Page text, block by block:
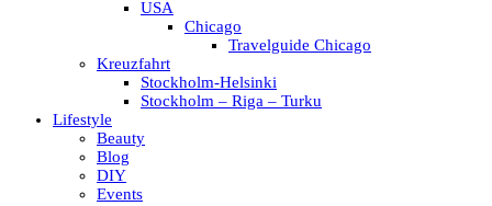
USA
Chicago
Travelguide Chicago
Kreuzfahrt
Stockholm-Helsinki
Stockholm – Riga – Turku
Lifestyle
Beauty
Blog
DIY
Events